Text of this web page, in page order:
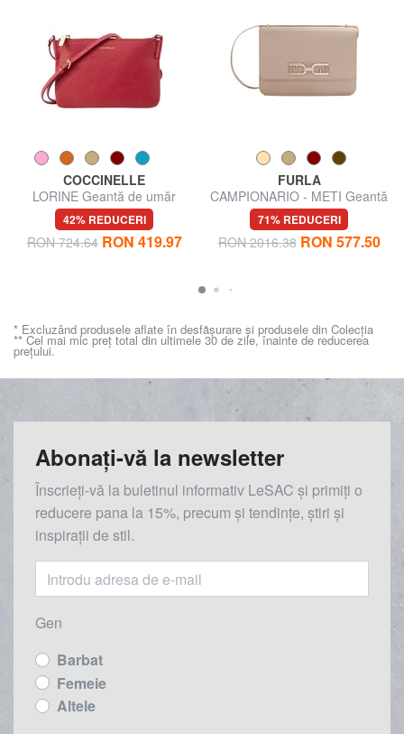
COCCINELLE
LORINE Geantă de umăr
42% REDUCERI
RON 724.64 RON 419.97
FURLA
CAMPIONARIO - METI Geantă
de umăr
71% REDUCERI
RON 2016.38 RON 577.50
* Excluzând produsele aflate în desfășurare și produsele din Colecția
** Cel mai mic preț total din ultimele 30 de zile, înainte de reducerea
prețului.
Abonați-vă la newsletter
Înscrieți-vă la buletinul informativ LeSAC și primiți o
reducere pana la 15%, precum și tendințe, știri și
inspirații de stil.
Gen
Barbat
Femeie
Altele